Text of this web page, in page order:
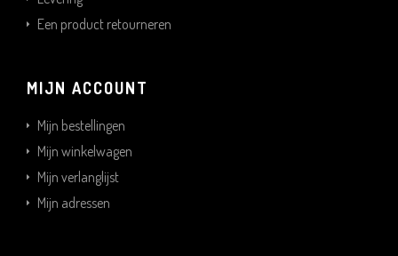
Een product retourneren
MIJN ACCOUNT
Mijn bestellingen
Mijn winkelwagen
Mijn verlanglijst
Mijn adressen